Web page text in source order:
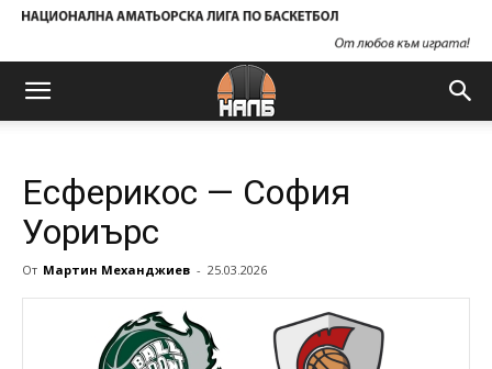
Есферикос — София
Уориърс
От Мартин Механджиев - 25.03.2026